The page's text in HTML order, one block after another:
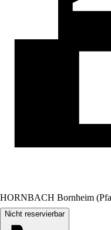
HORNBACH Bornheim
Nicht reservierbar